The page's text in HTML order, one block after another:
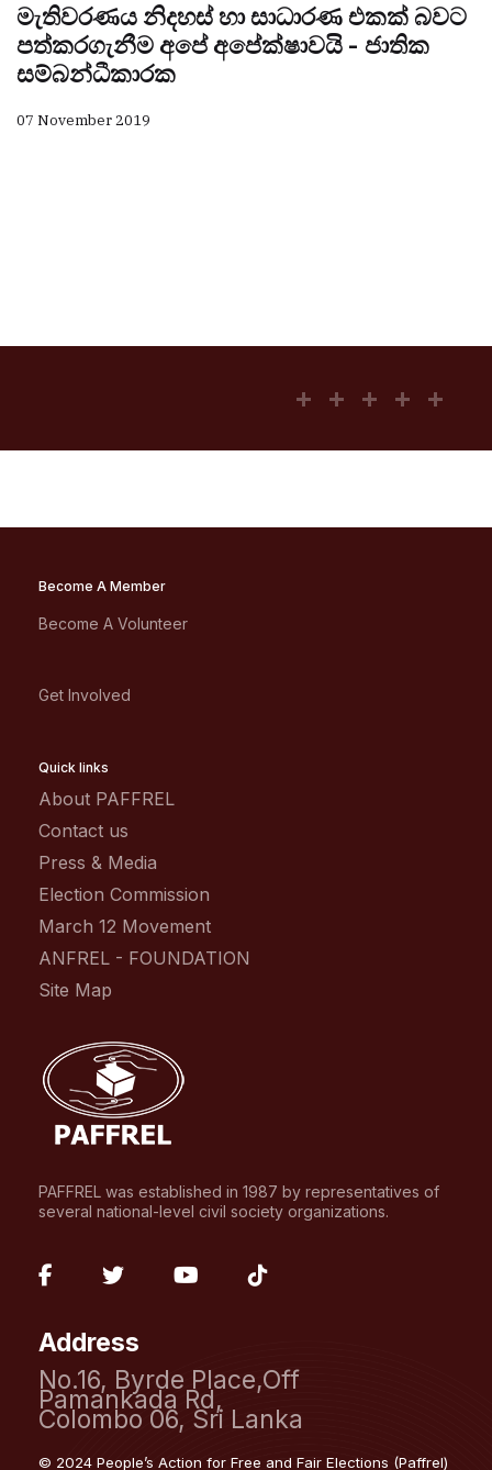
මැතිවරණය නිදහස් හා සාධාරණ එකක් බවට
පත්කරගැනීම අපේ අපේක්ෂාවයි - ජාතික
සම්බන්ධීකාරක
07 November 2019
Become A Member
Become A Volunteer
Get Involved
Quick links
About PAFFREL
Contact us
Press & Media
Election Commission
March 12 Movement
ANFREL - FOUNDATION
Site Map
PAFFREL was established in 1987 by representatives of
several national-level civil society organizations.
facebook-
f
fab
twitter
fab
Address
No.16, Byrde Place,Off
Pamankada Rd,
Colombo 06, Sri Lanka
© 2024 People’s Action for Free and Fair Elections (Paffrel)